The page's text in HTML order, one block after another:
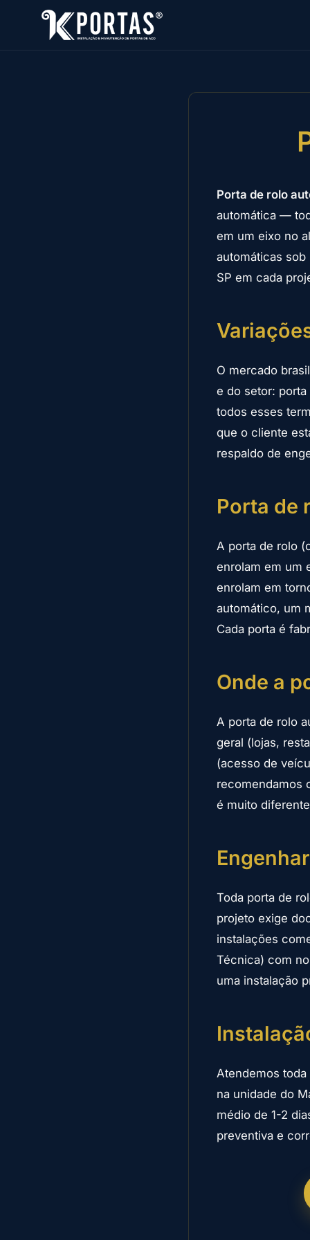
Porta de rolo
automática —
em um eixo no
automáticas sob
SP em cada
O mercado
e do setor:
todos esses
que o cliente
respaldo de
Porta de
A porta de rolo
enrolam em um
enrolam em
automático, um
Cada porta é
Onde a
A porta de rolo
geral (lojas,
(acesso de
recomendamos
é muito
Toda porta de
projeto exige
instalações
Técnica) com
uma instalação
Atendemos
na unidade do
médio de 1-2
preventiva e